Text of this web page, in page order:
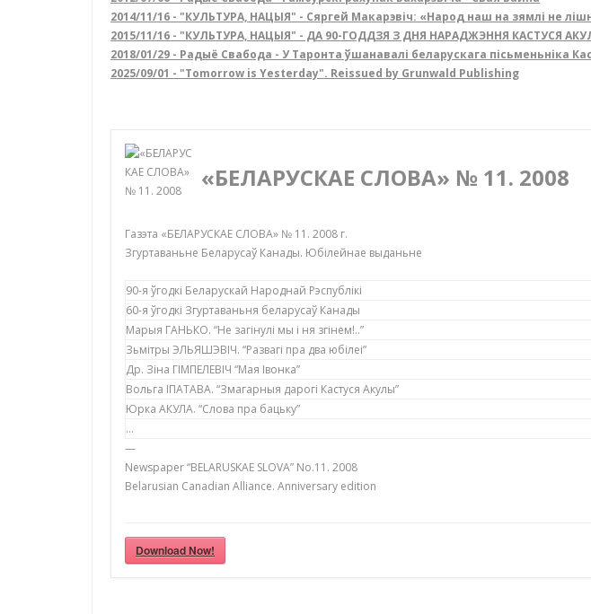
2014/11/16 - "КУЛЬТУРА, НАЦЫЯ" - Сяргей Макарэвіч: «Народ наш на зямлі не
2015/11/16 - "КУЛЬТУРА, НАЦЫЯ" - ДА 90-ГОДДЗЯ З ДНЯ НАРАДЖЭННЯ КАСТУСЯ
2018/01/29 - Радыё Свабода - У Таронта ўшанавалі беларускага пісьменьніка
2025/09/01 - "Tomorrow is Yesterday". Reissued by Grunwald Publishing
«БЕЛАРУСКАЕ СЛОВА» № 11. 2008
Газэта «БЕЛАРУСКАЕ СЛОВА» № 11. 2008 г.
Згуртаваньне Беларусаў Канады. Юбілейнае выданьне
90-я ўгодкі Беларускай Народнай Рэспублікі
60-я ўгодкі Згуртаваньня беларусаў Канады
Марыя ГАНЬКО. “Не загінулі мы і ня згінем!..”
Зьмітры ЭЛЬЯШЭВІЧ. “Развагі пра два юбілеі”
Др. Зіна ГІМПЕЛЕВІЧ “Мая Івонка”
Вольга ІПАТАВА. “Змагарныя дарогі Кастуся Акулы”
Юрка АКУЛА. “Слова пра бацьку”
…
—
Newspaper “BELARUSKAE SLOVA” No.11. 2008
Belarusian Canadian Alliance. Anniversary edition
Download Now!